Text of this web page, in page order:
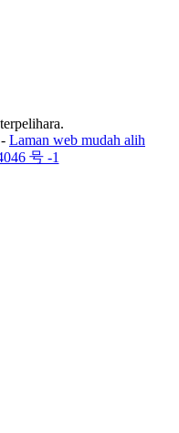
- Laman web mudah alih
号 -1